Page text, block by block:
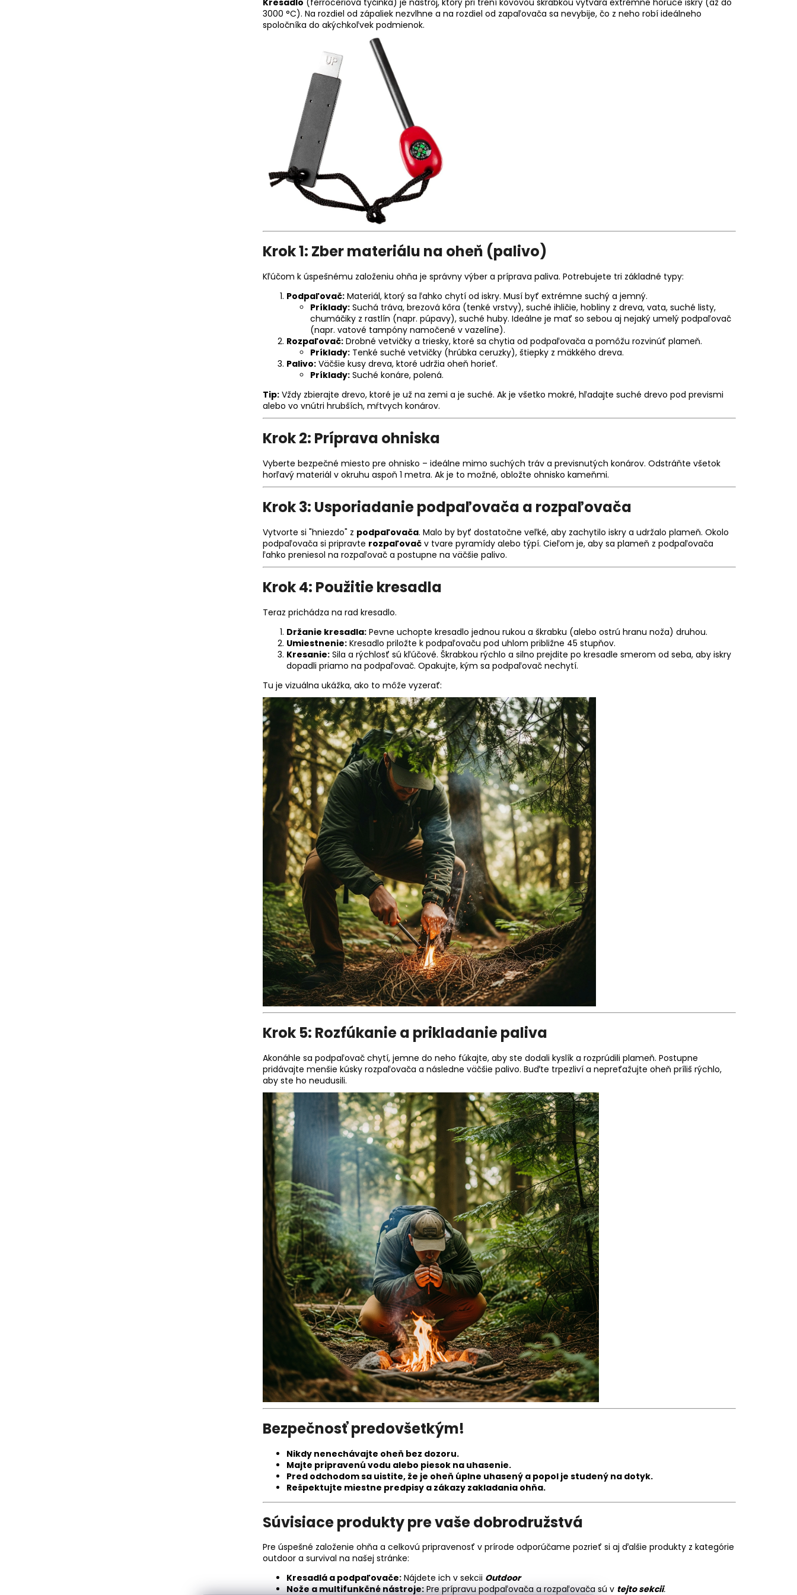
Kresadlo (ferroceriová tyčinka) je nástroj, ktorý pri trení kovovou škrabkou vytvára extrémne horúce iskry (až do
3000 °C). Na rozdiel od zápaliek nezvlhne a na rozdiel od zapaľovača sa nevybije, čo z neho robí ideálneho
spoločníka do akýchkoľvek podmienok.
Krok 1: Zber materiálu na oheň (palivo)
Kľúčom k úspešnému založeniu ohňa je správny výber a príprava paliva. Potrebujete tri základné typy:
Podpaľovač: Materiál, ktorý sa ľahko chytí od iskry. Musí byť extrémne suchý a jemný.
Príklady: Suchá tráva, brezová kôra (tenké vrstvy), suché ihličie, hobliny z dreva, vata, suché listy,
chumáčiky z rastlín (napr. púpavy), suché huby. Ideálne je mať so sebou aj nejaký umelý podpaľovač
(napr. vatové tampóny namočené v vazelíne).
Rozpaľovač: Drobné vetvičky a triesky, ktoré sa chytia od podpaľovača a pomôžu rozvinúť plameň.
Príklady: Tenké suché vetvičky (hrúbka ceruzky), štiepky z mäkkého dreva.
Palivo: Väčšie kusy dreva, ktoré udržia oheň horieť.
Príklady: Suché konáre, polená.
Tip: Vždy zbierajte drevo, ktoré je už na zemi a je suché. Ak je všetko mokré, hľadajte suché drevo pod prevismi
alebo vo vnútri hrubších, mŕtvych konárov.
Krok 2: Príprava ohniska
Vyberte bezpečné miesto pre ohnisko – ideálne mimo suchých tráv a previsnutých konárov. Odstráňte všetok
horľavý materiál v okruhu aspoň 1 metra. Ak je to možné, obložte ohnisko kameňmi.
Krok 3: Usporiadanie podpaľovača a rozpaľovača
Vytvorte si "hniezdo" z podpaľovača. Malo by byť dostatočne veľké, aby zachytilo iskry a udržalo plameň. Okolo
podpaľovača si pripravte rozpaľovač v tvare pyramídy alebo týpí. Cieľom je, aby sa plameň z podpaľovača
ľahko preniesol na rozpaľovač a postupne na väčšie palivo.
Krok 4: Použitie kresadla
Teraz prichádza na rad kresadlo.
Držanie kresadla: Pevne uchopte kresadlo jednou rukou a škrabku (alebo ostrú hranu noža) druhou.
Umiestnenie: Kresadlo priložte k podpaľovaču pod uhlom približne 45 stupňov.
Kresanie: Sila a rýchlosť sú kľúčové. Škrabkou rýchlo a silno prejdite po kresadle smerom od seba, aby iskry
dopadli priamo na podpaľovač. Opakujte, kým sa podpaľovač nechytí.
Tu je vizuálna ukážka, ako to môže vyzerať:
Krok 5: Rozfúkanie a prikladanie paliva
Akonáhle sa podpaľovač chytí, jemne do neho fúkajte, aby ste dodali kyslík a rozprúdili plameň. Postupne
pridávajte menšie kúsky rozpaľovača a následne väčšie palivo. Buďte trpezliví a nepreťažujte oheň príliš rýchlo,
aby ste ho neudusili.
Bezpečnosť predovšetkým!
Nikdy nenechávajte oheň bez dozoru.
Majte pripravenú vodu alebo piesok na uhasenie.
Pred odchodom sa uistite, že je oheň úplne uhasený a popol je studený na dotyk.
Rešpektujte miestne predpisy a zákazy zakladania ohňa.
Súvisiace produkty pre vaše dobrodružstvá
Pre úspešné založenie ohňa a celkovú pripravenosť v prírode odporúčame pozrieť si aj ďalšie produkty z kategórie
outdoor a survival na našej stránke:
Kresadlá a podpaľovače: Nájdete ich v sekcii Outdoor
Nože a multifunkčné nástroje:Pre prípravu podpaľovača a rozpaľovača sú v tejto sekcii.